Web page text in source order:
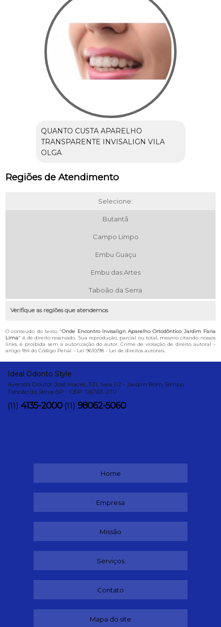
QUANTO CUSTA APARELHO
TRANSPARENTE INVISALIGN VILA
OLGA
Regiões de Atendimento
Selecione:
Butantã
Campo Limpo
Embu Guaçu
Embu das Artes
Taboão da Serra
Verifique as regiões que atendemos
O conteúdo do texto "Onde Encontro Invisalign Aparelho Ortodôntico Jardim Faria
Lima" é de direito reservado. Sua reprodução, parcial ou total, mesmo citando nossos
links, é proibida sem a autorização do autor. Crime de violação de direito autoral –
artigo 184 do Código Penal – Lei 9610/98 - Lei de direitos autorais.
Ideal Odonto Style
Avenida Doutor José Maciel, 331, Sala 02 - Jardim Bom Tempo
Taboão da Serra-SP - CEP: 06763-270
(11) 4135-2000 (11) 98062-5060
Home
Empresa
Missão
Serviços
Contato
Mapa do site